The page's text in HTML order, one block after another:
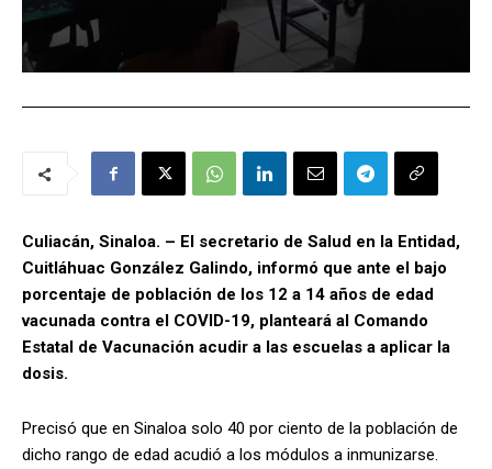
Culiacán, Sinaloa. – El secretario de Salud en la Entidad,
Cuitláhuac González Galindo, informó que ante el bajo
porcentaje de población de los 12 a 14 años de edad
vacunada contra el COVID-19, planteará al Comando
Estatal de Vacunación acudir a las escuelas a aplicar la
dosis.
Precisó que en Sinaloa solo 40 por ciento de la población de
dicho rango de edad acudió a los módulos a inmunizarse.